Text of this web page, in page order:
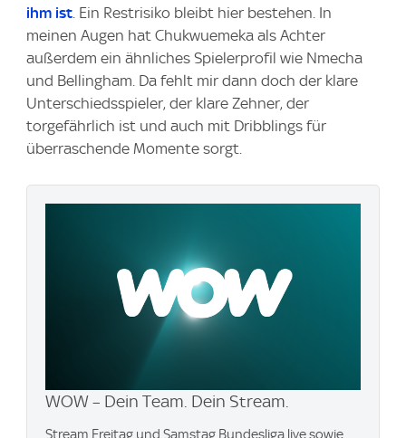
ihm ist . Ein Restrisiko bleibt hier bestehen. In
meinen Augen hat Chukwuemeka als Achter
außerdem ein ähnliches Spielerprofil wie Nmecha
und Bellingham. Da fehlt mir dann doch der klare
Unterschiedsspieler, der klare Zehner, der
torgefährlich ist und auch mit Dribblings für
überraschende Momente sorgt.
WOW – Dein Team. Dein Stream.
Stream Freitag und Samstag Bundesliga live sowie